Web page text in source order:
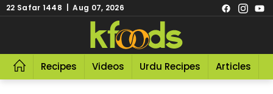
22 Safar 1448 | Aug 07, 2026
Recipes Videos Urdu Recipes Articles